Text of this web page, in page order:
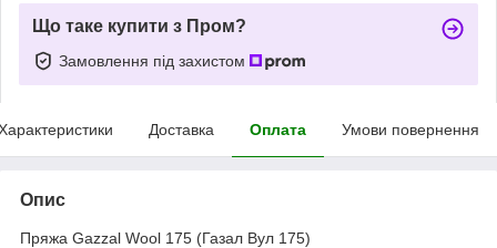
Що таке купити з Пром?
Замовлення під захистом
Доставка Оплата Умови повернення
Опис
Пряжа Gazzal Wool 175 (Газал Вул 175)